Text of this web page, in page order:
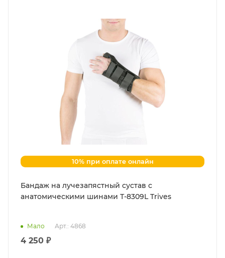
10% при оплате онлайн
Бандаж на лучезапястный сустав с
анатомическими шинами Т-8309L Trives
Мало Арт.: 4868
4 250 ₽